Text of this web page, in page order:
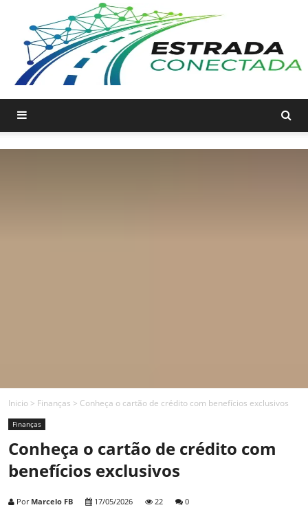
Inicio > Finanças > Conheça o cartão de crédito com benefícios exclusivos
Finanças
Conheça o cartão de crédito com
benefícios exclusivos
Por Marcelo FB 17/05/2026 22 0